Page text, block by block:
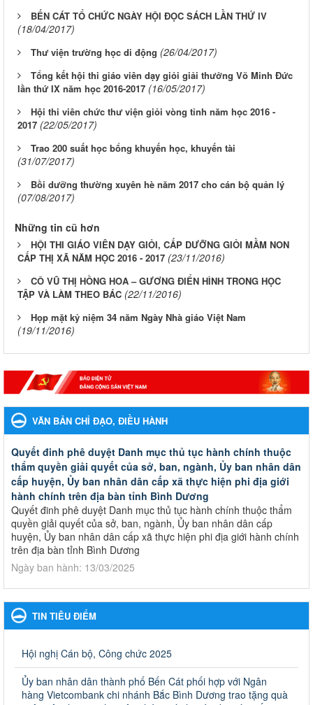
BẾN CÁT TỔ CHỨC NGÀY HỘI ĐỌC SÁCH LẦN THỨ IV
(18/04/2017)
Thư viện trường học di động (26/04/2017)
Tổng kết hội thi giáo viên dạy giỏi giải thưởng Võ Minh Đức
lần thứ IX năm học 2016-2017 (16/05/2017)
Hội thi viên chức thư viện giỏi vòng tỉnh năm học 2016 -
2017 (22/05/2017)
Trao 200 suất học bổng khuyến học, khuyến tài
(31/07/2017)
Bồi dưỡng thường xuyên hè năm 2017 cho cán bộ quản lý
(07/08/2017)
Những tin cũ hơn
HỘI THI GIÁO VIÊN DẠY GIỎI, CẤP DƯỠNG GIỎI MẦM NON
CẤP THỊ XÃ NĂM HỌC 2016 - 2017 (23/11/2016)
CÔ VŨ THỊ HỒNG HOA – GƯƠNG ĐIỂN HÌNH TRONG HỌC
TẬP VÀ LÀM THEO BÁC (22/11/2016)
Họp mặt kỷ niệm 34 năm Ngày Nhà giáo Việt Nam
(19/11/2016)
VĂN BẢN CHỈ ĐẠO, ĐIỀU HÀNH
Quyết đinh phê duyệt Danh mục thủ tục hành chính thuộc
thẩm quyền giải quyết của sở, ban, ngành, Ủy ban nhân dân
cấp huyện, Ủy ban nhân dân cấp xã thực hiện phi địa giới
hành chính trên địa bàn tỉnh Bình Dương
Quyết đinh phê duyệt Danh mục thủ tục hành chính thuộc thẩm
quyền giải quyết của sở, ban, ngành, Ủy ban nhân dân cấp
huyện, Ủy ban nhân dân cấp xã thực hiện phi địa giới hành chính
trên địa bàn tỉnh Bình Dương
Ngày ban hành: 13/03/2025
Kế hoạch Phổ biến, giáo dục pháp luật năm 2025 của ngành
Giáo dục và Đào tạo thành phố Bến Cát
Kế hoạch Phổ biến, giáo dục pháp luật năm 2025 của ngành
Ngày ban hành: 28/02/2025
Quyết định công bố thủ tục hành chính bị bãi bỏ trong lĩnh
vực giáo dục đào tạo thuộc hệ giáo dục quốc dân và cơ sở
TIN TIÊU ĐIỂM
Hội nghị Cán bộ, Công chức 2025
Ủy ban nhân dân thành phố Bến Cát phối hợp với Ngân
hàng Vietcombank chi nhánh Bắc Bình Dương trao tặng quà